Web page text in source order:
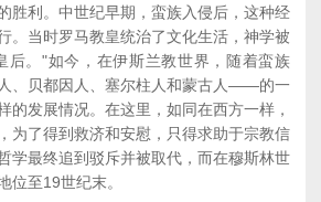
胜利。中世纪早期，蛮族入侵后，这种经
。当时罗马教皇统治了文化生活，神学被
后。"如今，在伊斯兰教世界，随着蛮族
、贝都因人、塞尔柱人和蒙古人――的一
的发展情况。在这里，如同在西方一样，
为了得到救济和安慰，只得求助于宗教信
学最终追到驳斥并被取代，而在穆斯林世
位至19世纪末。